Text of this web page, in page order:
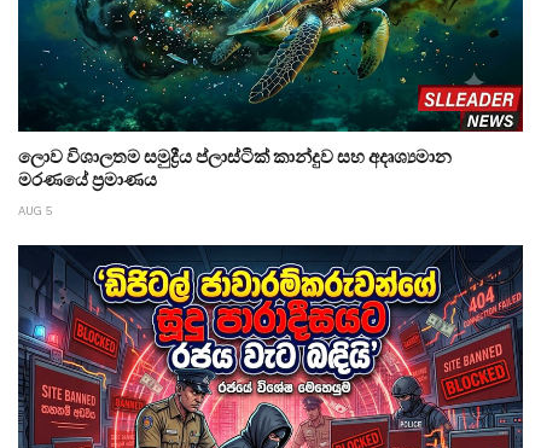
ලොව විශාලතම සමුද්‍රීය ප්ලාස්ටික් කාන්දුව සහ අදෘශ්‍යමාන
මරණයේ ප්‍රමාණය
AUG 5